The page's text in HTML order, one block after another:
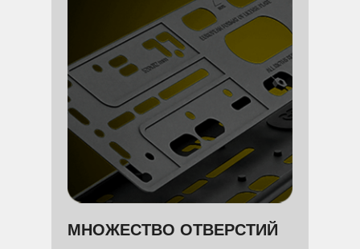
МНОЖЕСТВО ОТВЕРСТИЙ